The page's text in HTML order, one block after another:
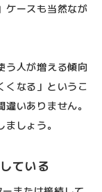
ケースも当然なが
う人が増える傾向
くなる」というこ
いありません。
しょう。
ている